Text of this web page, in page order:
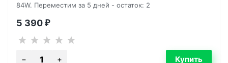
84W. Переместим за 5 дней - остаток: 2
5 390 ₽